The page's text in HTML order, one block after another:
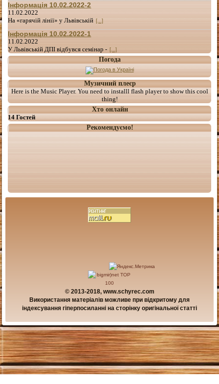
Інформація 10.02.2022-2
11.02.2022
На «гарячій лінії» у Львівській [...]
Інформація 10.02.2022-1
11.02.2022
У Львівській ДПІ відбувся семінар - [...]
Погода
Музичний плеєр
Here is the Music Player. You need to installl flash player to show this cool
thing!
Хто онлайн
14 Гостей
Рекомендуємо!
© 2013-2018, www.schyrec.com
Використання матеріалів можливе при відкритому для
індексування гіперпосиланні на сторінку оригінальної статті